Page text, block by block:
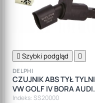
 Szybki podgląd 
DELPHI
CZUJNIK ABS TYŁ TYLNI
VW GOLF IV BORA AUDI
A3 LEON
Indeks: SS20000